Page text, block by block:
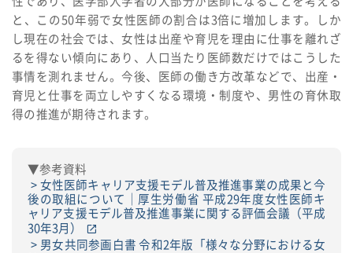
と、この50年弱で女性医師の割合は3倍に増加します。しか
し現在の社会では、女性は出産や育児を理由に仕事を離れざ
るを得ない傾向にあり、人口当たり医師数だけではこうした
事情を測れません。今後、医師の働き方改革などで、出産・
育児と仕事を両立しやすくなる環境・制度や、男性の育休取
得の推進が期待されます。
▼参考資料
女性医師キャリア支援モデル普及推進事業の成果と今
後の取組について｜厚生労働省 平成29年度女性医師キ
ャリア支援モデル普及推進事業に関する評価会議（平成
30年3月）
男女共同参画白書 令和2年版「様々な分野における女